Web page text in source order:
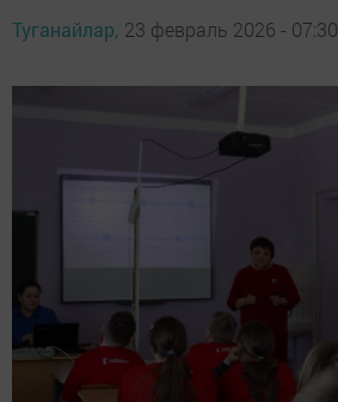
Туганайлар, 23 февраль 2026 - 07:30